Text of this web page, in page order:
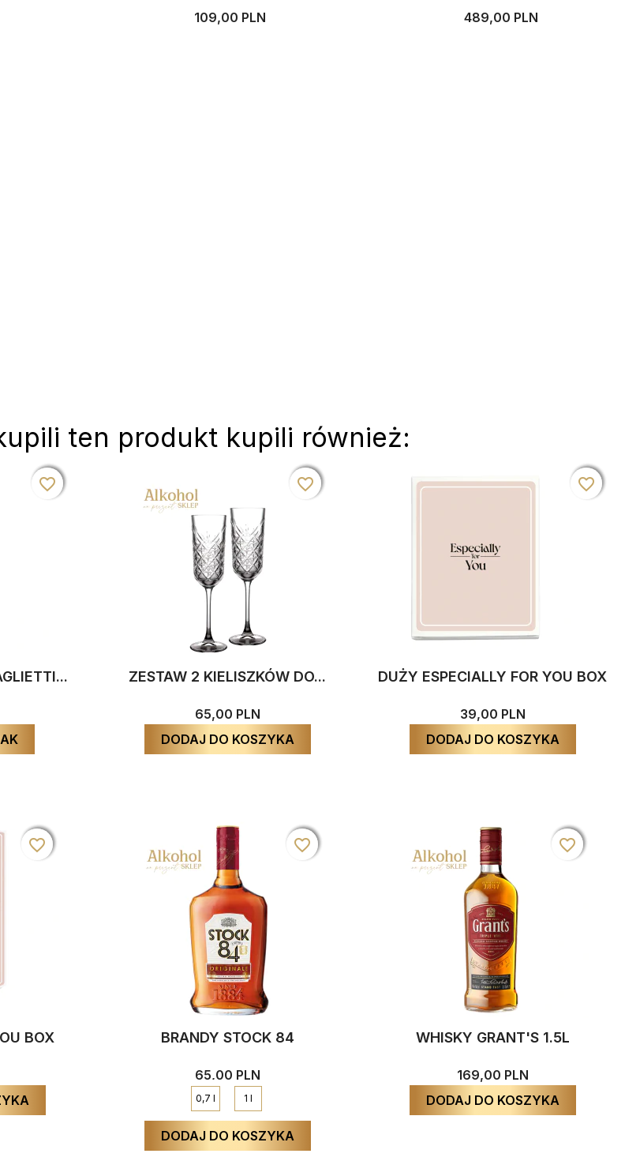
109,00 PLN 489,00 PLN
ten produkt kupili również:
favorite_border
favorite_border
favorite_border
ZESTAW 2 KIELISZKÓW DO...
65,00 PLN
DODAJ DO KOSZYKA
favorite_border
favorite_border
favorite_border
DUŻY ESPECIALLY FOR YOU BOX
39,00 PLN
DODAJ DO KOSZYKA
favorite_border
favorite_border
favorite_border
BOX
favorite_border
favorite_border
favorite_border
BRANDY STOCK 84
65,00 PLN
0,7 l 1 l
DODAJ DO KOSZYKA
favorite_border
favorite_border
favorite_border
WHISKY GRANT'S 1.5L
169,00 PLN
DODAJ DO KOSZYKA
favorite_border
favorite_border
favorite_border